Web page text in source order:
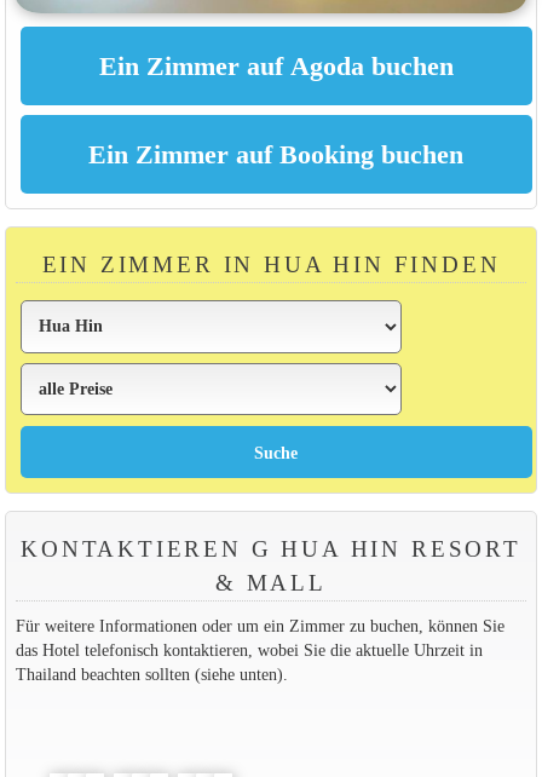
EIN ZIMMER IN HUA HIN FINDEN
KONTAKTIEREN G HUA HIN RESORT
& MALL
Für weitere Informationen oder um ein Zimmer zu buchen, können Sie
das Hotel telefonisch kontaktieren, wobei Sie die aktuelle Uhrzeit in
Thailand beachten sollten (siehe unten).